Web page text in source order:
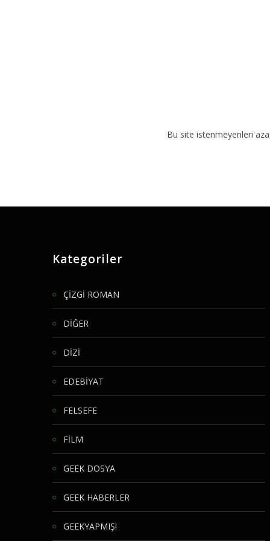
Bu site istenmeyenleri
Kategoriler
ÇİZGİ ROMAN
DİĞER
DİZİ
EDEBİYAT
FELSEFE
FİLM
GEEK DOSYA
GEEK HABERLER
GEEKYAPMIŞ!